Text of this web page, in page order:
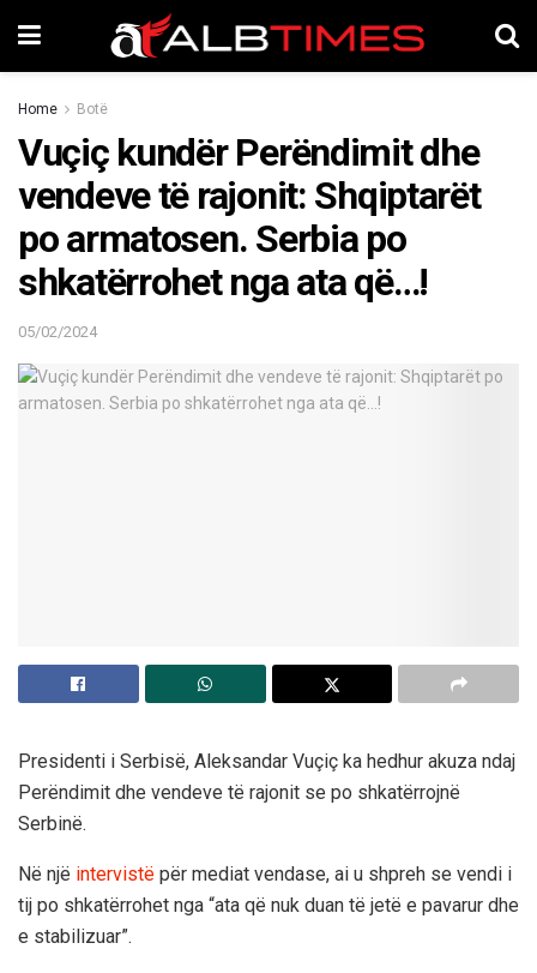
Home Botë
Vuçiç kundër Perëndimit dhe
vendeve të rajonit: Shqiptarët
po armatosen. Serbia po
shkatërrohet nga ata që…!
05/02/2024
Presidenti i Serbisë, Aleksandar Vuçiç ka hedhur akuza ndaj
Perëndimit dhe vendeve të rajonit se po shkatërrojnë
Serbinë.
Në një intervistë për mediat vendase, ai u shpreh se vendi i
tij po shkatërrohet nga “ata që nuk duan të jetë e pavarur dhe
e stabilizuar”.